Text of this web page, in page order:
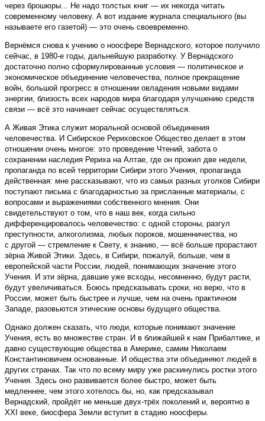
через брошюры... Не надо толстых книг — их некогда читать
современному человеку. А вот издание журнала специального (вы
называете его газетой) — это очень своевременно.
Вернёмся снова к учению о ноосфере Вернадского, которое получило
сейчас, в 1980-е годы, дальнейшую разработку. У Вернадского
достаточно полно сформулированные условия — политическое и
экономическое объединение человечества, полное прекращение
войн, большой прогресс в отношении овладения новыми видами
энергии, близость всех народов мира благодаря улучшению средств
связи — всё это начинает сейчас осуществляться.
А Живая Этика служит моральной основой объединения
человечества. И Сибирское Рериховское Общество делает в этом
отношении очень многое: это проведение Чтений, забота о
сохранении наследия Рериха на Алтае, где он прожил две недели,
пропаганда по всей территории Сибири этого Учения, пропаганда
действенная: мне рассказывают, что из самых разных уголков Сибири
поступают письма с благодарностью за присланные материалы, с
вопросами и выражениями собственного мнения. Они
свидетельствуют о том, что в наш век, когда сильно
дифференцировалось человечество: с одной стороны, разгул
преступности, алкоголизма, любых пороков, мошенничества, но
с другой — стремление к Свету, к знанию, — всё больше прорастают
зёрна Живой Этики. Здесь, в Сибири, пожалуй, больше, чем в
европейской части России, людей, понимающих значение этого
Учения. И эти зёрна, давшие уже всходы, несомненно, будут расти,
будут увеличиваться. Боюсь предсказывать сроки, но верю, что в
России, может быть быстрее и лучше, чем на очень практичном
Западе, разовьются этические основы будущего общества.
Однако должен сказать, что люди, которые понимают значение
Учения, есть во множестве стран. И в ближайшей к нам Прибалтике, и
давно существующие общества в Америке, самим Николаем
Константиновичем основанные. И общества эти объединяют людей в
других странах. Так что по всему миру уже раскинулись ростки этого
Учения. Здесь оно развивается более быстро, может быть
медленнее, чем этого хотелось бы, но, как предсказывал
Вернадский, пройдёт не меньше двух-трёх поколений и, вероятно в
XXI веке, биосфера Земли вступит в стадию ноосферы.